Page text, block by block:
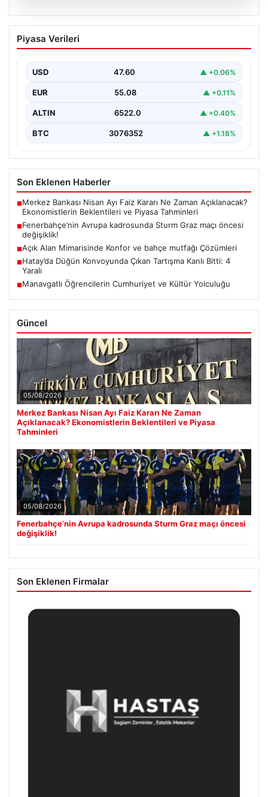
05.08.2026
Fenerbahçe’nin Avrupa kadrosunda
Sturm Graz maçı öncesi değişiklik!
Piyasa Verileri
USD 47.60 ▲ +0.06%
EUR 55.08 ▲ +0.11%
ALTIN 6522.0 ▲ +0.40%
BTC 3076352 ▲ +1.18%
Son Eklenen Haberler
■Merkez Bankası Nisan Ayı Faiz Kararı Ne Zaman Açıklanacak?
Ekonomistlerin Beklentileri ve Piyasa Tahminleri
■Fenerbahçe’nin Avrupa kadrosunda Sturm Graz maçı öncesi
değişiklik!
■Açık Alan Mimarisinde Konfor ve bahçe mutfağı Çözümleri
■Hatay’da Düğün Konvoyunda Çıkan Tartışma Kanlı Bitti: 4
Yaralı
■Manavgatlı Öğrencilerin Cumhuriyet ve Kültür Yolculuğu
Güncel
05/08/2026
Merkez Bankası Nisan Ayı Faiz Kararı Ne Zaman
Açıklanacak? Ekonomistlerin Beklentileri ve Piyasa
Tahminleri
05/08/2026
Fenerbahçe’nin Avrupa kadrosunda Sturm Graz maçı öncesi
değişiklik!
Son Eklenen Firmalar